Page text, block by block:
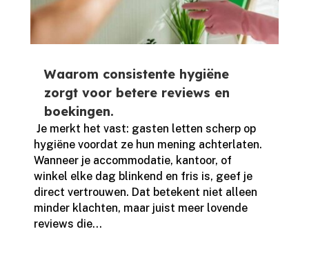
Waarom consistente hygiëne
zorgt voor betere reviews en
boekingen.
​ Je merkt het vast: gasten letten scherp op
hygiëne voordat ze hun mening achterlaten.​
Wanneer je accommodatie, kantoor, of
winkel elke dag blinkend en fris is, geef je
direct vertrouwen.​ Dat betekent niet alleen
minder klachten, maar juist meer lovende
reviews die...